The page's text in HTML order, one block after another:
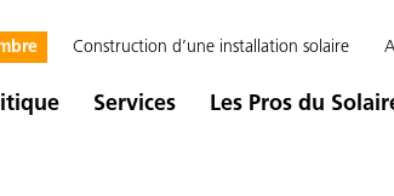
Construction d’une installation solaire
Services Les Pros du